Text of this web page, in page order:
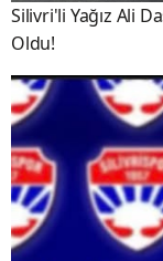
Silivri'li Yağız Ali
Oldu!